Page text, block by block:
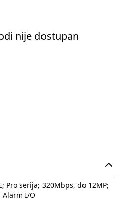
nije dostupan
Pro serija; 320Mbps, do 12MP;
Alarm I/O